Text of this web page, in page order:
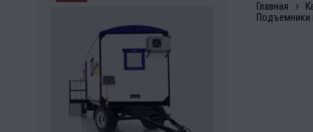
Главная
Подъемники